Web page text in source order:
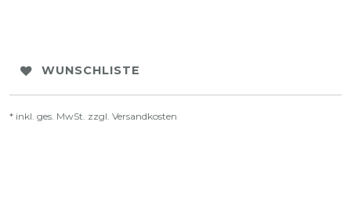
WUNSCHLISTE
* inkl. ges. MwSt. zzgl. Versandkosten